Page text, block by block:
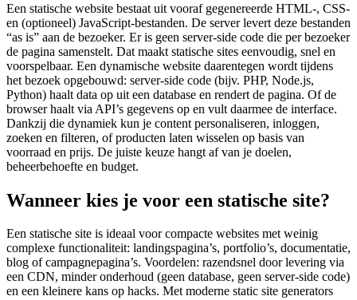
Een statische website bestaat uit vooraf gegenereerde HTML-, CSS-
en (optioneel) JavaScript-bestanden. De server levert deze bestanden
“as is” aan de bezoeker. Er is geen server-side code die per bezoeker
de pagina samenstelt. Dat maakt statische sites eenvoudig, snel en
voorspelbaar. Een dynamische website daarentegen wordt tijdens
het bezoek opgebouwd: server-side code (bijv. PHP, Node.js,
Python) haalt data op uit een database en rendert de pagina. Of de
browser haalt via API’s gegevens op en vult daarmee de interface.
Dankzij die dynamiek kun je content personaliseren, inloggen,
zoeken en filteren, of producten laten wisselen op basis van
voorraad en prijs. De juiste keuze hangt af van je doelen,
beheerbehoefte en budget.
Wanneer kies je voor een statische site?
Een statische site is ideaal voor compacte websites met weinig
complexe functionaliteit: landingspagina’s, portfolio’s, documentatie,
blog of campagnepagina’s. Voordelen: razendsnel door levering via
een CDN, minder onderhoud (geen database, geen server-side code)
en een kleinere kans op hacks. Met moderne static site generators